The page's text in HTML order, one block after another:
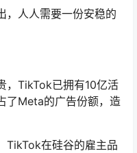
，人人需要一份安稳的
，TikTok已拥有10亿活
了Meta的广告份额，造
TikTok在硅谷的雇主品